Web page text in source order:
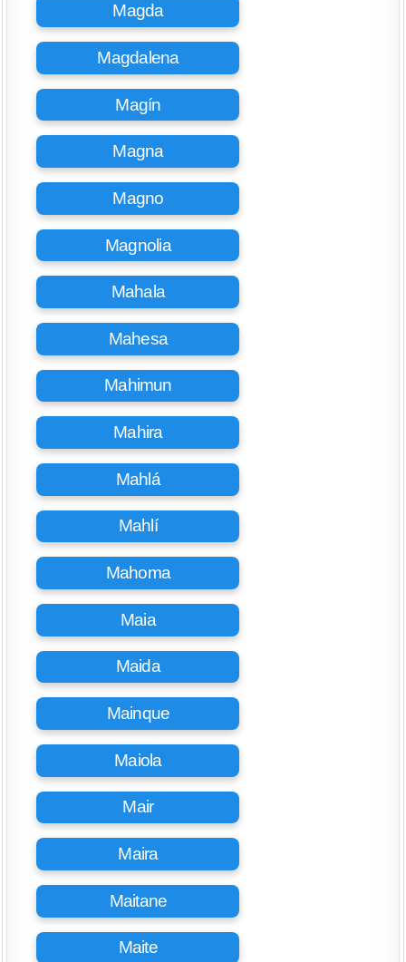
Magda
Magdalena
Magín
Magna
Magno
Magnolia
Mahala
Mahesa
Mahimun
Mahira
Mahlá
Mahlí
Mahoma
Maia
Maida
Mainque
Maiola
Mair
Maira
Maitane
Maite